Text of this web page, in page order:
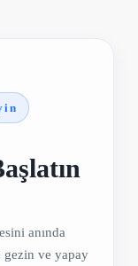
anında
ve yapay